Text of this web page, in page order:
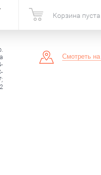
Корзина пуста
Смотреть на